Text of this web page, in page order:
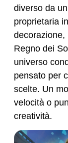
diverso da
proprietaria
decorazione,
Regno dei
universo
pensato per
scelte. Un
velocità o
creatività.